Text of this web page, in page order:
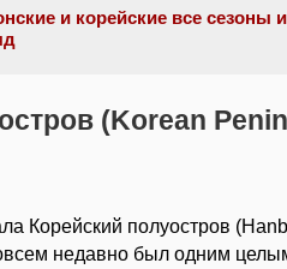
и корейские все сезоны
(Korean
Корейский полуостров
недавно был одним